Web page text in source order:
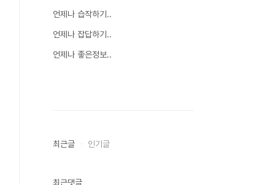
언제나 습작하기..
언제나 잡답하기..
언제나 좋은정보..
최근글 인기글
최근댓글